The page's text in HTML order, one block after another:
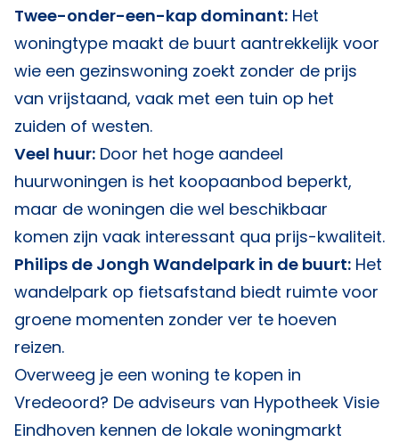
Twee-onder-een-kap dominant: Het
woningtype maakt de buurt aantrekkelijk voor
wie een gezinswoning zoekt zonder de prijs
van vrijstaand, vaak met een tuin op het
zuiden of westen.
Veel huur: Door het hoge aandeel
huurwoningen is het koopaanbod beperkt,
maar de woningen die wel beschikbaar
komen zijn vaak interessant qua prijs-kwaliteit.
Philips de Jongh Wandelpark in de buurt: Het
wandelpark op fietsafstand biedt ruimte voor
groene momenten zonder ver te hoeven
reizen.
Overweeg je een woning te kopen in
Vredeoord? De adviseurs van Hypotheek Visie
Eindhoven kennen de lokale woningmarkt